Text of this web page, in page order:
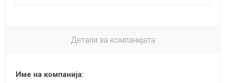
Детали за компанијата
Име на компанија: